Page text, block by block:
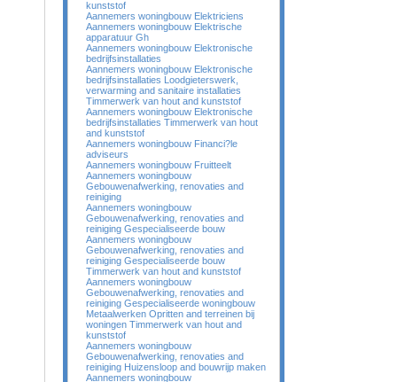
kunststof
Aannemers woningbouw Elektriciens
Aannemers woningbouw Elektrische
apparatuur Gh
Aannemers woningbouw Elektronische
bedrijfsinstallaties
Aannemers woningbouw Elektronische
bedrijfsinstallaties Loodgieterswerk,
verwarming and sanitaire installaties
Timmerwerk van hout and kunststof
Aannemers woningbouw Elektronische
bedrijfsinstallaties Timmerwerk van hout
and kunststof
Aannemers woningbouw Financi?le
adviseurs
Aannemers woningbouw Fruitteelt
Aannemers woningbouw
Gebouwenafwerking, renovaties and
reiniging
Aannemers woningbouw
Gebouwenafwerking, renovaties and
reiniging Gespecialiseerde bouw
Aannemers woningbouw
Gebouwenafwerking, renovaties and
reiniging Gespecialiseerde bouw
Timmerwerk van hout and kunststof
Aannemers woningbouw
Gebouwenafwerking, renovaties and
reiniging Gespecialiseerde woningbouw
Metaalwerken Opritten and terreinen bij
woningen Timmerwerk van hout and
kunststof
Aannemers woningbouw
Gebouwenafwerking, renovaties and
reiniging Huizensloop and bouwrijp maken
Aannemers woningbouw